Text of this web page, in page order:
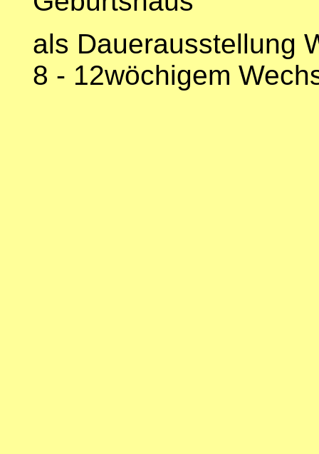
als Dauerausstellung
8 - 12wöchigem